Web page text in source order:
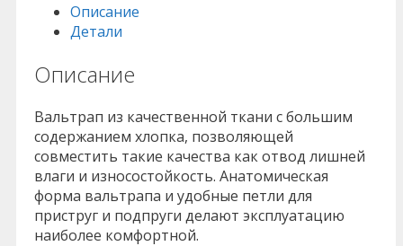
Описание
Детали
Описание
Вальтрап из качественной ткани с большим
содержанием хлопка, позволяющей
совместить такие качества как отвод лишней
влаги и износостойкость. Анатомическая
форма вальтрапа и удобные петли для
приструг и подпруги делают эксплуатацию
наиболее комфортной.